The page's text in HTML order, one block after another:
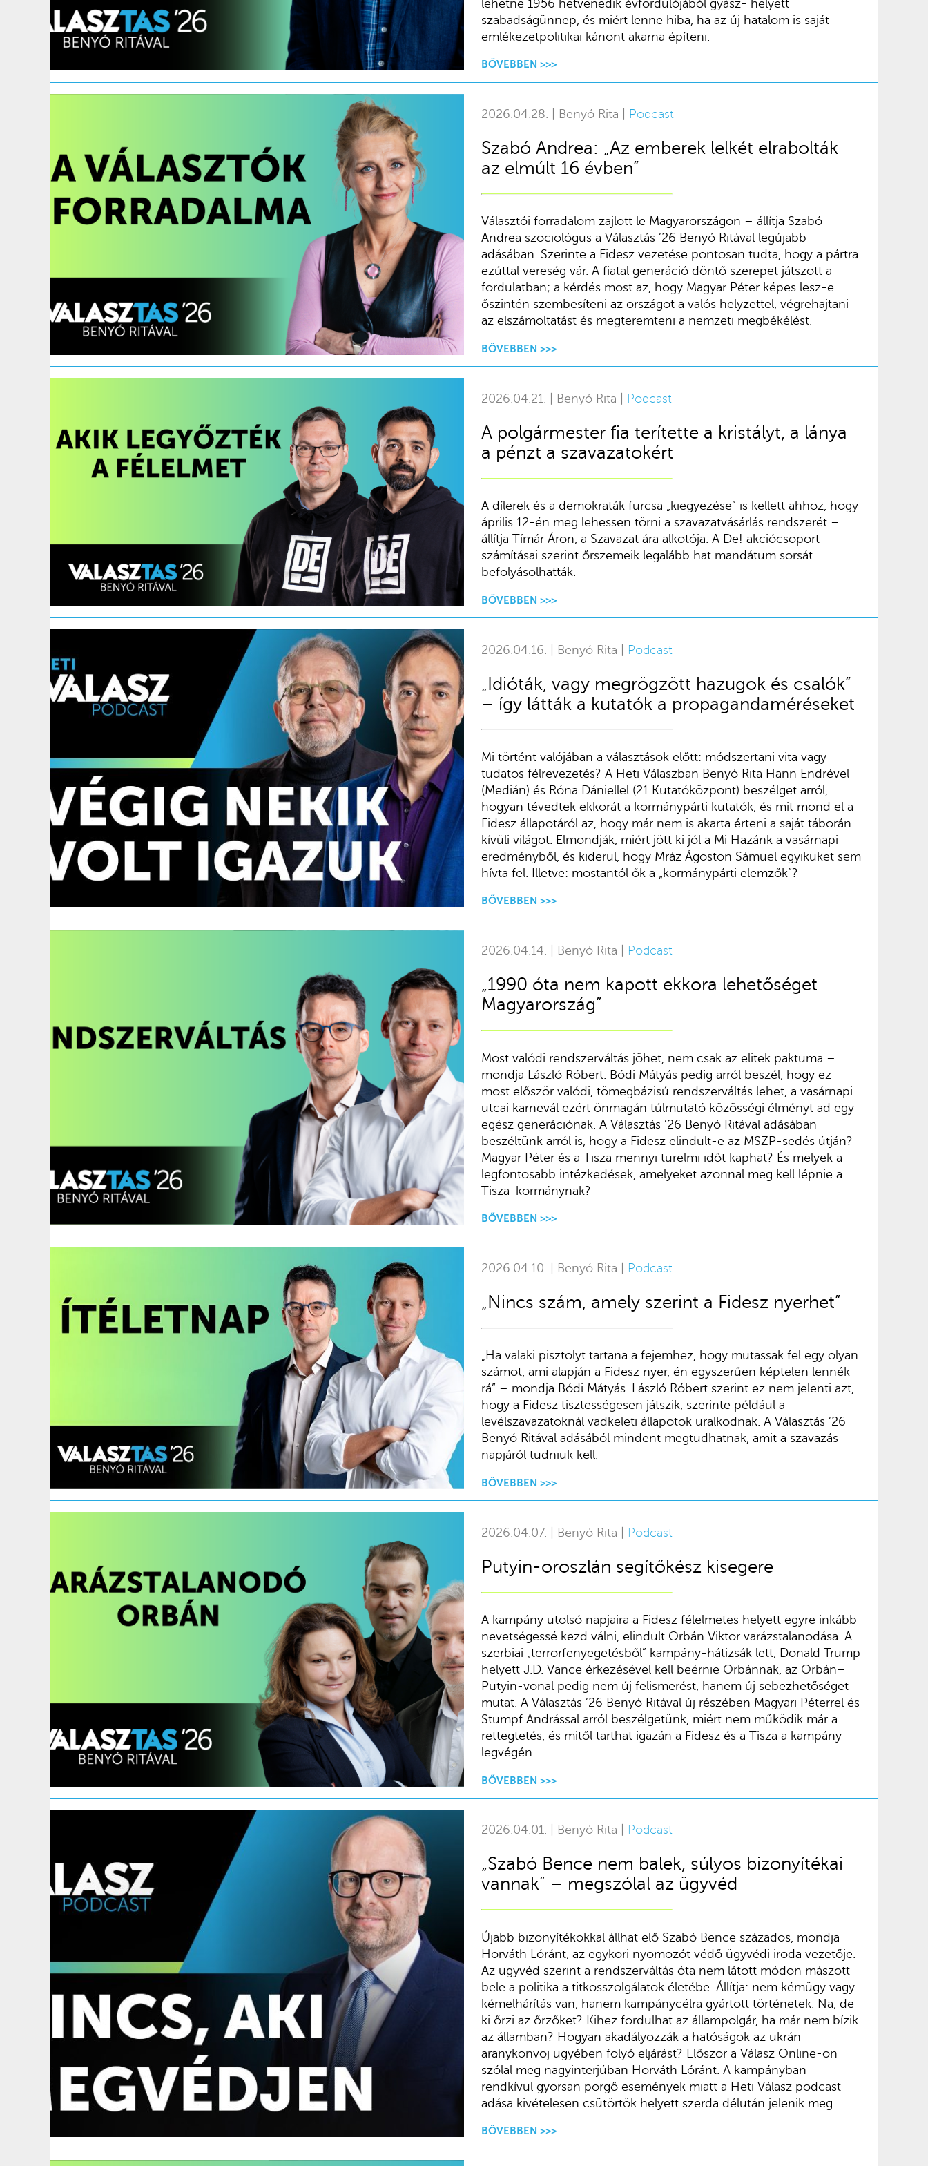
lehetne 1956 hetvenedik évfordulójából gyász- helyett
szabadságünnep, és miért lenne hiba, ha az új hatalom is saját
emlékezetpolitikai kánont akarna építeni.
BŐVEBBEN >>>
2026.04.28. | Benyó Rita | Podcast
Szabó Andrea: „Az emberek lelkét elrabolták
az elmúlt 16 évben”
Választói forradalom zajlott le Magyarországon – állítja Szabó
Andrea szociológus a Választás ’26 Benyó Ritával legújabb
adásában. Szerinte a Fidesz vezetése pontosan tudta, hogy a pártra
ezúttal vereség vár. A fiatal generáció döntő szerepet játszott a
fordulatban; a kérdés most az, hogy Magyar Péter képes lesz-e
őszintén szembesíteni az országot a valós helyzettel, végrehajtani
az elszámoltatást és megteremteni a nemzeti megbékélést.
BŐVEBBEN >>>
2026.04.21. | Benyó Rita | Podcast
A polgármester fia terítette a kristályt, a lánya
a pénzt a szavazatokért
A dílerek és a demokraták furcsa „kiegyezése” is kellett ahhoz, hogy
április 12-én meg lehessen törni a szavazatvásárlás rendszerét –
állítja Tímár Áron, a Szavazat ára alkotója. A De! akciócsoport
számításai szerint őrszemeik legalább hat mandátum sorsát
befolyásolhatták.
BŐVEBBEN >>>
2026.04.16. | Benyó Rita | Podcast
„Idióták, vagy megrögzött hazugok és csalók”
– így látták a kutatók a propagandaméréseket
Mi történt valójában a választások előtt: módszertani vita vagy
tudatos félrevezetés? A Heti Válaszban Benyó Rita Hann Endrével
(Medián) és Róna Dániellel (21 Kutatóközpont) beszélget arról,
hogyan tévedtek ekkorát a kormánypárti kutatók, és mit mond el a
Fidesz állapotáról az, hogy már nem is akarta érteni a saját táborán
kívüli világot. Elmondják, miért jött ki jól a Mi Hazánk a vasárnapi
eredményből, és kiderül, hogy Mráz Ágoston Sámuel egyiküket sem
hívta fel. Illetve: mostantól ők a „kormánypárti elemzők”?
BŐVEBBEN >>>
2026.04.14. | Benyó Rita | Podcast
„1990 óta nem kapott ekkora lehetőséget
Magyarország”
Most valódi rendszerváltás jöhet, nem csak az elitek paktuma –
mondja László Róbert. Bódi Mátyás pedig arról beszél, hogy ez
most először valódi, tömegbázisú rendszerváltás lehet, a vasárnapi
utcai karnevál ezért önmagán túlmutató közösségi élményt ad egy
egész generációnak. A Választás ’26 Benyó Ritával adásában
beszéltünk arról is, hogy a Fidesz elindult-e az MSZP-sedés útján?
Magyar Péter és a Tisza mennyi türelmi időt kaphat? És melyek a
legfontosabb intézkedések, amelyeket azonnal meg kell lépnie a
Tisza-kormánynak?
BŐVEBBEN >>>
2026.04.10. | Benyó Rita | Podcast
„Nincs szám, amely szerint a Fidesz nyerhet”
„Ha valaki pisztolyt tartana a fejemhez, hogy mutassak fel egy olyan
számot, ami alapján a Fidesz nyer, én egyszerűen képtelen lennék
rá” – mondja Bódi Mátyás. László Róbert szerint ez nem jelenti azt,
hogy a Fidesz tisztességesen játszik, szerinte például a
levélszavazatoknál vadkeleti állapotok uralkodnak. A Választás ’26
Benyó Ritával adásából mindent megtudhatnak, amit a szavazás
napjáról tudniuk kell.
BŐVEBBEN >>>
2026.04.07. | Benyó Rita | Podcast
Putyin-oroszlán segítőkész kisegere
A kampány utolsó napjaira a Fidesz félelmetes helyett egyre inkább
nevetségessé kezd válni, elindult Orbán Viktor varázstalanodása. A
szerbiai „terrorfenyegetésből” kampány-hátizsák lett, Donald Trump
helyett J.D. Vance érkezésével kell beérnie Orbánnak, az Orbán–
Putyin-vonal pedig nem új felismerést, hanem új sebezhetőséget
mutat. A Választás ’26 Benyó Ritával új részében Magyari Péterrel és
Stumpf Andrással arról beszélgetünk, miért nem működik már a
rettegtetés, és mitől tarthat igazán a Fidesz és a Tisza a kampány
legvégén.
BŐVEBBEN >>>
2026.04.01. | Benyó Rita | Podcast
„Szabó Bence nem balek, súlyos bizonyítékai
vannak” – megszólal az ügyvéd
Újabb bizonyítékokkal állhat elő Szabó Bence százados, mondja
Horváth Lóránt, az egykori nyomozót védő ügyvédi iroda vezetője.
Az ügyvéd szerint a rendszerváltás óta nem látott módon mászott
bele a politika a titkosszolgálatok életébe. Állítja: nem kémügy vagy
kémelhárítás van, hanem kampánycélra gyártott történetek. Na, de
ki őrzi az őrzőket? Kihez fordulhat az állampolgár, ha már nem bízik
az államban? Hogyan akadályozzák a hatóságok az ukrán
aranykonvoj ügyében folyó eljárást? Először a Válasz Online-on
szólal meg nagyinterjúban Horváth Lóránt. A kampányban
rendkívül gyorsan pörgő események miatt a Heti Válasz podcast
adása kivételesen csütörtök helyett szerda délután jelenik meg.
BŐVEBBEN >>>